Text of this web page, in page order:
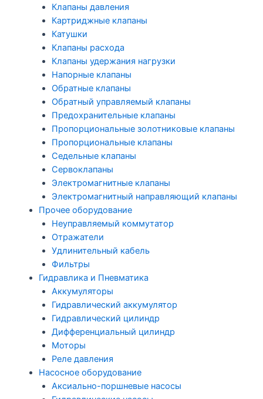
Клапаны давления
Картриджные клапаны
Катушки
Клапаны расхода
Клапаны удержания нагрузки
Напорные клапаны
Обратные клапаны
Обратный управляемый клапаны
Предохранительные клапаны
Пропорциональные золотниковые клапаны
Пропорциональные клапаны
Седельные клапаны
Сервоклапаны
Электромагнитные клапаны
Электромагнитный направляющий клапаны
Прочее оборудование
Неуправляемый коммутатор
Отражатели
Удлинительный кабель
Фильтры
Гидравлика и Пневматика
Аккумуляторы
Гидравлический аккумулятор
Гидравлический цилиндр
Дифференциальный цилиндр
Моторы
Реле давления
Насосное оборудование
Аксиально-поршневые насосы